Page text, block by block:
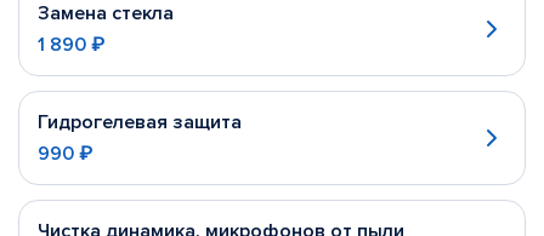
Замена стекла
1 890 ₽
Гидрогелевая защита
990 ₽
Чистка динамика, микрофонов от пыли